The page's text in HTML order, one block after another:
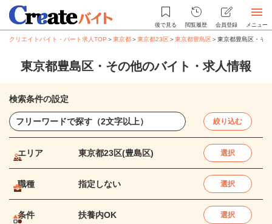
後で見る 閲覧履歴 会員登録 メニュー
クリエイトバイト・パート求人TOP ＞東京都＞東京都23区＞東京都豊島区＞東京都豊島区・そ
東京都豊島区・その他のバイト・求人情報
検索条件の設定
絞り込む
エリア 東京都23区(豊島区) 選択
職種 指定しない 選択
条件 扶養内OK 選択